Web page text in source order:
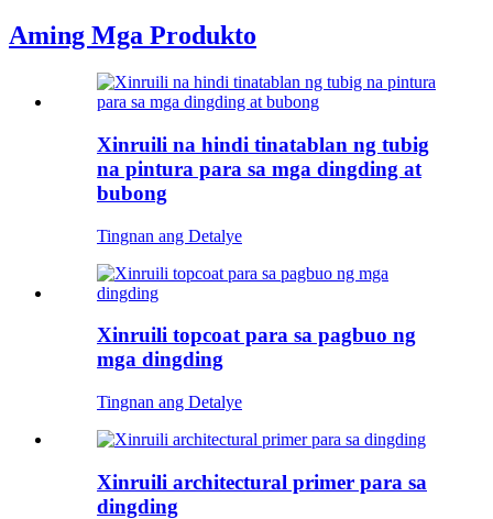
Aming Mga Produkto
Xinruili na hindi tinatablan ng tubig
na pintura para sa mga dingding at
bubong
Tingnan ang Detalye
Xinruili topcoat para sa pagbuo ng
mga dingding
Tingnan ang Detalye
Xinruili architectural primer para sa
dingding